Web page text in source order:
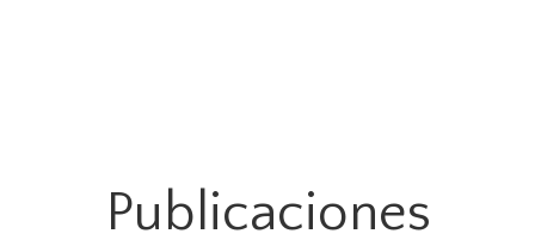
Publicaciones